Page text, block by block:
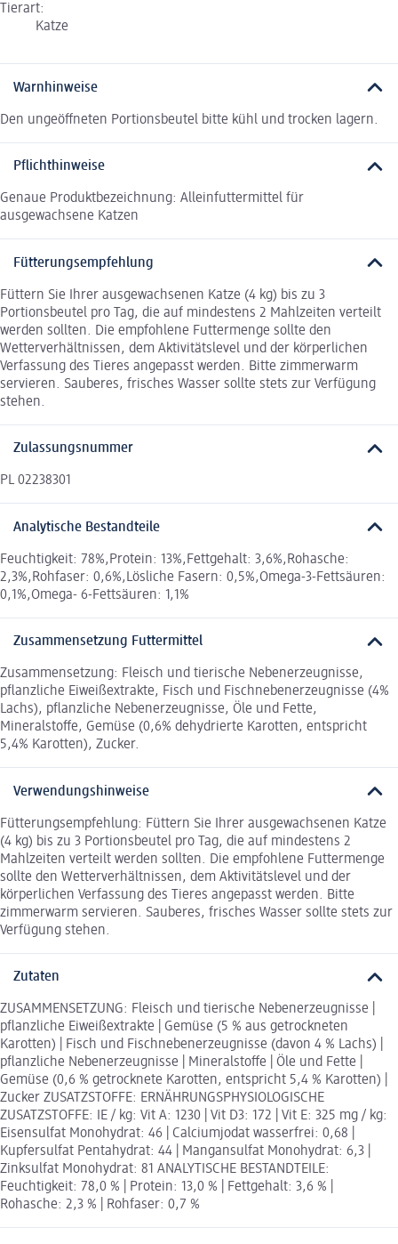
Tierart:
Katze
Warnhinweise
Den ungeöffneten Portionsbeutel bitte kühl und trocken lagern.
Pflichthinweise
Genaue Produktbezeichnung: Alleinfuttermittel für
ausgewachsene Katzen
Fütterungsempfehlung
Füttern Sie Ihrer ausgewachsenen Katze (4 kg) bis zu 3
Portionsbeutel pro Tag, die auf mindestens 2 Mahlzeiten verteilt
werden sollten. Die empfohlene Futtermenge sollte den
Wetterverhältnissen, dem Aktivitätslevel und der körperlichen
Verfassung des Tieres angepasst werden. Bitte zimmerwarm
servieren. Sauberes, frisches Wasser sollte stets zur Verfügung
stehen.
Zulassungsnummer
PL 02238301
Analytische Bestandteile
Feuchtigkeit: 78%,Protein: 13%,Fettgehalt: 3,6%,Rohasche:
2,3%,Rohfaser: 0,6%,Lösliche Fasern: 0,5%,Omega-3-Fettsäuren:
0,1%,Omega- 6-Fettsäuren: 1,1%
Zusammensetzung Futtermittel
Zusammensetzung: Fleisch und tierische Nebenerzeugnisse,
pflanzliche Eiweißextrakte, Fisch und Fischnebenerzeugnisse (4%
Lachs), pflanzliche Nebenerzeugnisse, Öle und Fette,
Mineralstoffe, Gemüse (0,6% dehydrierte Karotten, entspricht
5,4% Karotten), Zucker.
Verwendungshinweise
Fütterungsempfehlung: Füttern Sie Ihrer ausgewachsenen Katze
(4 kg) bis zu 3 Portionsbeutel pro Tag, die auf mindestens 2
Mahlzeiten verteilt werden sollten. Die empfohlene Futtermenge
sollte den Wetterverhältnissen, dem Aktivitätslevel und der
körperlichen Verfassung des Tieres angepasst werden. Bitte
zimmerwarm servieren. Sauberes, frisches Wasser sollte stets zur
Verfügung stehen.
Zutaten
ZUSAMMENSETZUNG: Fleisch und tierische Nebenerzeugnisse |
pflanzliche Eiweißextrakte | Gemüse (5 % aus getrockneten
Karotten) | Fisch und Fischnebenerzeugnisse (davon 4 % Lachs) |
pflanzliche Nebenerzeugnisse | Mineralstoffe | Öle und Fette |
Gemüse (0,6 % getrocknete Karotten, entspricht 5,4 % Karotten) |
Zucker ZUSATZSTOFFE: ERNÄHRUNGSPHYSIOLOGISCHE
ZUSATZSTOFFE: IE / kg: Vit A: 1230 | Vit D3: 172 | Vit E: 325 mg / kg:
Eisensulfat Monohydrat: 46 | Calciumjodat wasserfrei: 0,68 |
Kupfersulfat Pentahydrat: 44 | Mangansulfat Monohydrat: 6,3 |
Zinksulfat Monohydrat: 81 ANALYTISCHE BESTANDTEILE:
Feuchtigkeit: 78,0 % | Protein: 13,0 % | Fettgehalt: 3,6 % |
Rohasche: 2,3 % | Rohfaser: 0,7 %